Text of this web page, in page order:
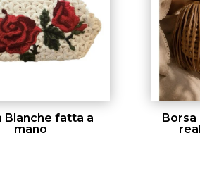
Blanche fatta a
mano